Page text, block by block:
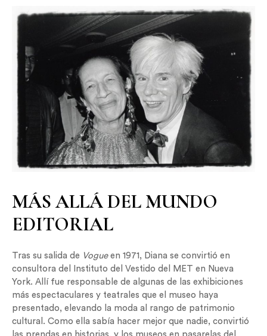
MÁS ALLÁ DEL MUNDO
EDITORIAL
Tras su salida de Vogueen 1971, Diana se convirtió en
consultora del Instituto del Vestido del MET en Nueva
York. Allí fue responsable de algunas de las exhibiciones
más espectaculares y teatrales que el museo haya
presentado, elevando la moda al rango de patrimonio
cultural. Como ella sabía hacer mejor que nadie, convirtió